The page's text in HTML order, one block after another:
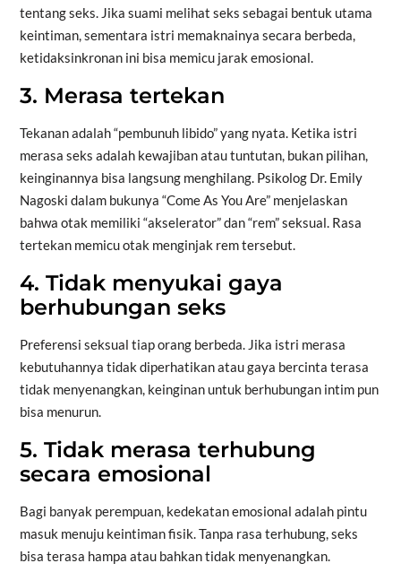
tentang seks. Jika suami melihat seks sebagai bentuk utama
keintiman, sementara istri memaknainya secara berbeda,
ketidaksinkronan ini bisa memicu jarak emosional.
3. Merasa tertekan
Tekanan adalah “pembunuh libido” yang nyata. Ketika istri
merasa seks adalah kewajiban atau tuntutan, bukan pilihan,
keinginannya bisa langsung menghilang. Psikolog Dr. Emily
Nagoski dalam bukunya “Come As You Are” menjelaskan
bahwa otak memiliki “akselerator” dan “rem” seksual. Rasa
tertekan memicu otak menginjak rem tersebut.
4. Tidak menyukai gaya
berhubungan seks
Preferensi seksual tiap orang berbeda. Jika istri merasa
kebutuhannya tidak diperhatikan atau gaya bercinta terasa
tidak menyenangkan, keinginan untuk berhubungan intim pun
bisa menurun.
5. Tidak merasa terhubung
secara emosional
Bagi banyak perempuan, kedekatan emosional adalah pintu
masuk menuju keintiman fisik. Tanpa rasa terhubung, seks
bisa terasa hampa atau bahkan tidak menyenangkan.